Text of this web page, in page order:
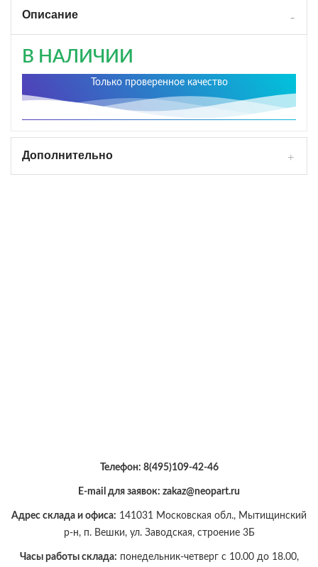
Описание
В НАЛИЧИИ
Только проверенное качество
Дополнительно
Телефон: 8(495)109-42-46
E-mail для заявок: zakaz@neopart.ru
Адрес склада и офиса: 141031 Московская обл., Мытищинский
р-н, п. Вешки, ул. Заводская, строение 3Б
Часы работы склада: понедельник-четверг с 10.00 до 18.00,